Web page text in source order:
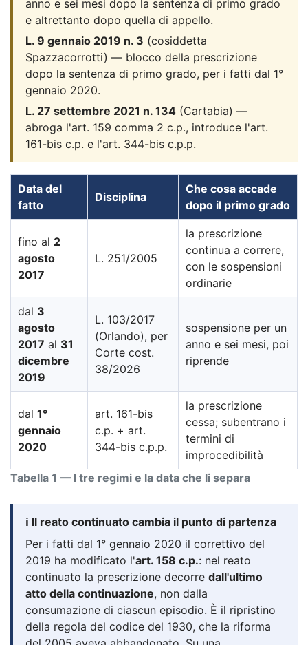
anno e sei mesi dopo la sentenza di primo grado
e altrettanto dopo quella di appello.
L. 9 gennaio 2019 n. 3 (cosiddetta
Spazzacorrotti) — blocco della prescrizione
dopo la sentenza di primo grado, per i fatti dal 1°
gennaio 2020.
L. 27 settembre 2021 n. 134 (Cartabia) —
abroga l'art. 159 comma 2 c.p., introduce l'art.
161-bis c.p. e l'art. 344-bis c.p.p.
Tabella 1 — I tre regimi e la data che li separa
Data del
fatto
Disciplina
Che cosa accade
dopo il primo grado
fino al 2
agosto
2017
L. 251/2005
la prescrizione
continua a correre,
con le sospensioni
ordinarie
dal 3
agosto
2017 al 31
dicembre
2019
L. 103/2017
(Orlando), per
Corte cost.
38/2026
sospensione per un
anno e sei mesi, poi
riprende
dal 1°
gennaio
2020
art. 161-bis
c.p. + art.
344-bis c.p.p.
la prescrizione
cessa; subentrano i
termini di
improcedibilità
ℹ️ Il reato continuato cambia il punto di partenza
Per i fatti dal 1° gennaio 2020 il correttivo del
2019 ha modificato l'art. 158 c.p.: nel reato
continuato la prescrizione decorre dall'ultimo
atto della continuazione, non dalla
consumazione di ciascun episodio. È il ripristino
della regola del codice del 1930, che la riforma